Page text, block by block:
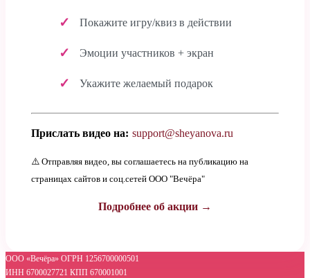
Покажите игру/квиз в действии
Эмоции участников + экран
Укажите желаемый подарок
Прислать видео на: support@sheyanova.ru
⚠️ Отправляя видео, вы соглашаетесь на публикацию на
страницах сайтов и соц.сетей ООО "Вечёра"
Подробнее об акции →
ООО «Вечёра» ОГРН 1256700000501
ИНН 6700027721 КПП 670001001